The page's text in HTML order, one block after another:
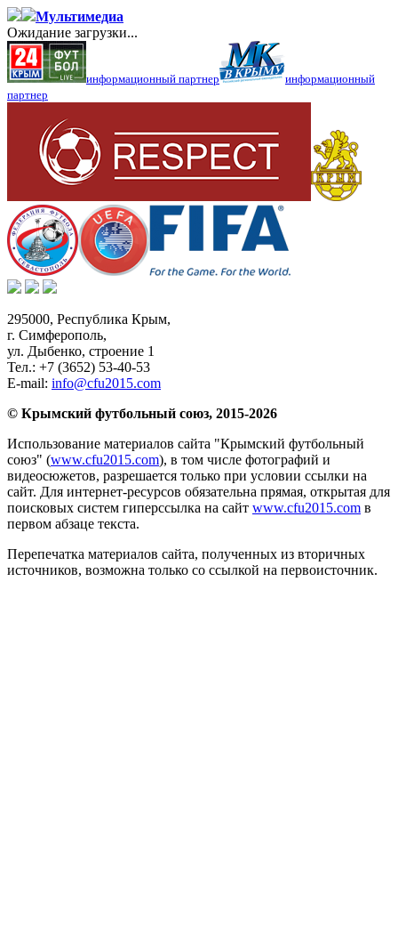
Мультимедиа
Ожидание загрузки...
информационный партнер
информационный
партнер
295000, Республика Крым,
г. Симферополь,
ул. Дыбенко, строение 1
Тел.: +7 (3652) 53-40-53
E-mail: info@cfu2015.com
© Крымский футбольный союз, 2015-2026
Использование материалов сайта "Крымский футбольный
союз" (www.cfu2015.com), в том числе фотографий и
видеосюжетов, разрешается только при условии ссылки на
сайт. Для интернет-ресурсов обязательна прямая, открытая для
поисковых систем гиперссылка на сайт www.cfu2015.com в
первом абзаце текста.
Перепечатка материалов сайта, полученных из вторичных
источников, возможна только со ссылкой на первоисточник.